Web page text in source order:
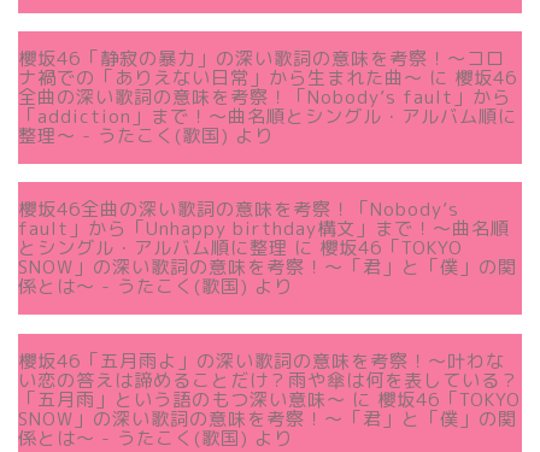
櫻坂46「静寂の暴力」の深い歌詞の意味を考察！〜コロ
ナ禍での「ありえない日常」から生まれた曲～ に 櫻坂46
全曲の深い歌詞の意味を考察！「Nobody’s fault」から
「addiction」まで！〜曲名順とシングル・アルバム順に
整理～ - うたこく(歌国) より
櫻坂46全曲の深い歌詞の意味を考察！「Nobody’s
fault」から「Unhappy birthday構文」まで！〜曲名順
とシングル・アルバム順に整理 に 櫻坂46「TOKYO
SNOW」の深い歌詞の意味を考察！〜「君」と「僕」の関
係とは～ - うたこく(歌国) より
櫻坂46「五月雨よ」の深い歌詞の意味を考察！〜叶わな
い恋の答えは諦めることだけ？雨や傘は何を表している？
「五月雨」という語のもつ深い意味～ に 櫻坂46「TOKYO
SNOW」の深い歌詞の意味を考察！〜「君」と「僕」の関
係とは～ - うたこく(歌国) より